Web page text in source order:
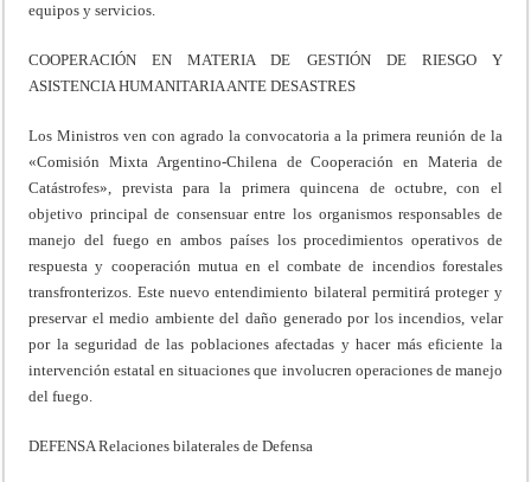
equipos y servicios.
COOPERACIÓN EN MATERIA DE GESTIÓN DE RIESGO Y
ASISTENCIA HUMANITARIA ANTE DESASTRES
Los Ministros ven con agrado la convocatoria a la primera reunión de la
«Comisión Mixta Argentino-Chilena de Cooperación en Materia de
Catástrofes», prevista para la primera quincena de octubre, con el
objetivo principal de consensuar entre los organismos responsables de
manejo del fuego en ambos países los procedimientos operativos de
respuesta y cooperación mutua en el combate de incendios forestales
transfronterizos. Este nuevo entendimiento bilateral permitirá proteger y
preservar el medio ambiente del daño generado por los incendios, velar
por la seguridad de las poblaciones afectadas y hacer más eficiente la
intervención estatal en situaciones que involucren operaciones de manejo
del fuego.
DEFENSA Relaciones bilaterales de Defensa